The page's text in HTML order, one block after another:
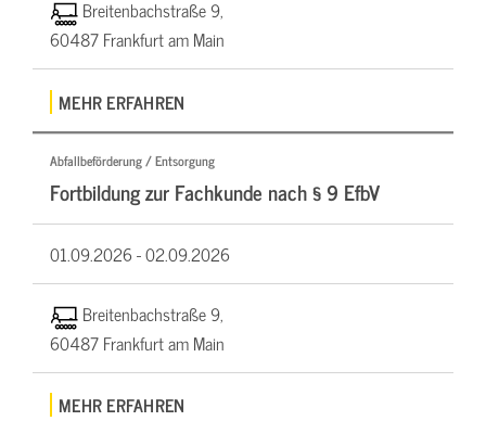
Breitenbachstraße 9,
60487 Frankfurt am Main
MEHR ERFAHREN
Abfallbeförderung / Entsorgung
Fortbildung zur Fachkunde nach § 9 EfbV
01.09.2026 -02.09.2026
Breitenbachstraße 9,
60487 Frankfurt am Main
MEHR ERFAHREN